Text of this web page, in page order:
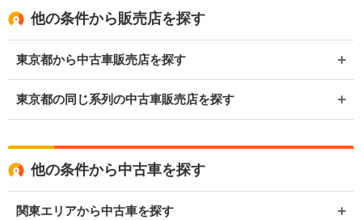
他の条件から販売店を探す
東京都から中古車販売店を探す
東京都の同じ系列の中古車販売店を探す
他の条件から中古車を探す
関東エリアから中古車を探す